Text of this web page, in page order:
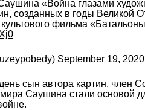
«Война глазами
созданных в годы Великой
фильма
September 19, 2020
сын автора картин,
Саушина стали основой